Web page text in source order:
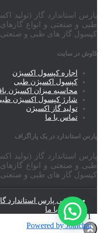
پارس استاندارد گاز (تولید
طبی و صنعتی و انواع گازهای
کپسول گاز های طبی و صنعتی)
کاوش در سایت
اجاره کپسول اکسیژن
کپسول اکسیژن طبی
محاسبه میزان اکسیژن
شارژ کپسول اکسیژن
تولید گاز اکسیژن
تماس با ما
پارس استاندارد در یک پاراگراف
پارس استاندارد گاز (تولید
طبی و صنعتی و انواع گازهای
کپسول گاز های طبی و صنعتی)
معرفی پارس استاندارد
تماس با ما
1
Powered byJoinchat